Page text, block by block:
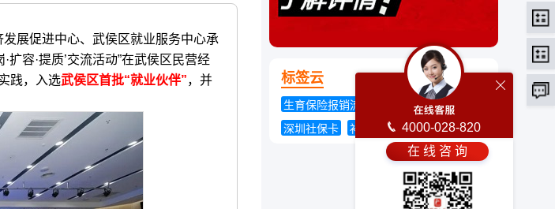
展促进中心、武侯区就业服务中心承
容·提质’交流活动”在武侯区民营经
践，入选武侯区首批“就业伙伴”，并
标签云
生育保险报销流程
如何计算养老金
深圳社保卡
补充医疗保险 产检费用
4000-028-820
在 线 咨 询